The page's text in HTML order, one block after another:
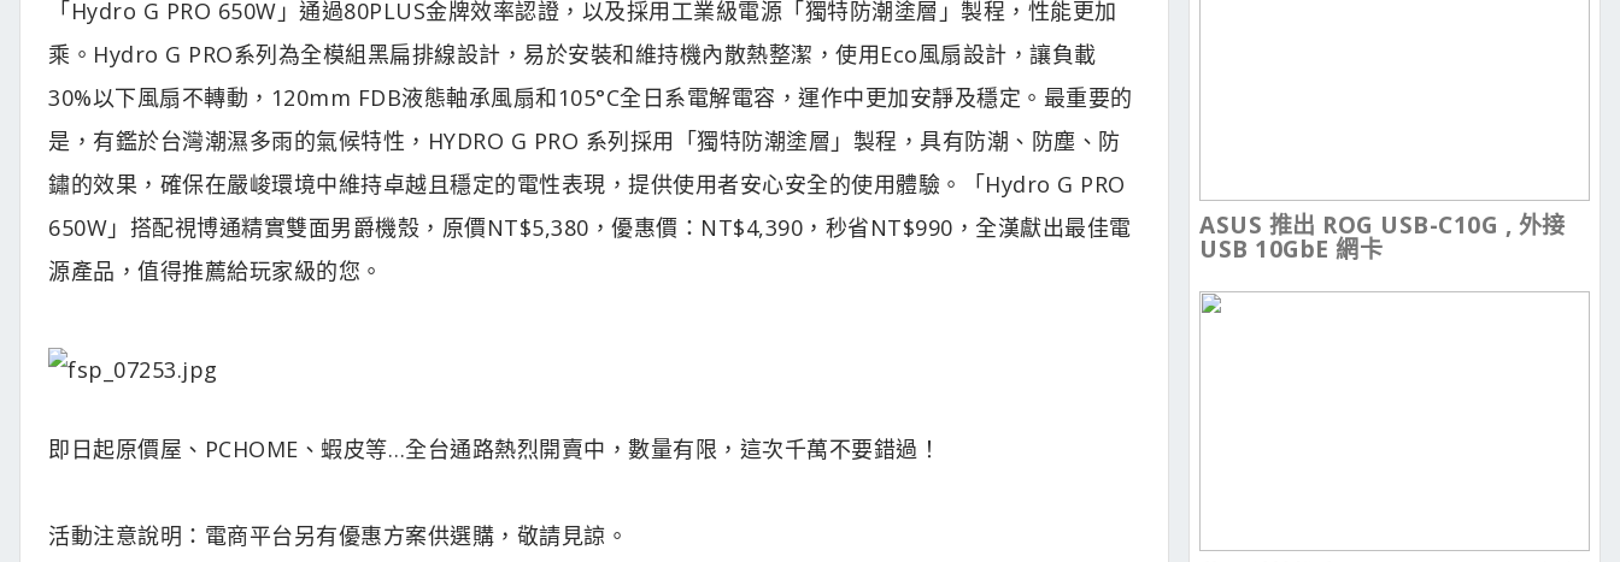
「Hydro G PRO 650W」通過80PLUS金牌效率認證，以及採用工業級電源「獨特防潮塗層」製程，性能更加
乘。Hydro G PRO系列為全模組黑扁排線設計，易於安裝和維持機內散熱整潔，使用Eco風扇設計，讓負載
30%以下風扇不轉動，120mm FDB液態軸承風扇和105°C全日系電解電容，運作中更加安靜及穩定。最重要的
是，有鑑於台灣潮濕多雨的氣候特性，HYDRO G PRO 系列採用「獨特防潮塗層」製程，具有防潮、防塵、防
鏽的效果，確保在嚴峻環境中維持卓越且穩定的電性表現，提供使用者安心安全的使用體驗。「Hydro G PRO
650W」搭配視博通精實雙面男爵機殼，原價NT$5,380，優惠價：NT$4,390，秒省NT$990，全漢獻出最佳電
源產品，值得推薦給玩家級的您。
即日起原價屋、PCHOME、蝦皮等…全台通路熱烈開賣中，數量有限，這次千萬不要錯過！
活動注意說明：電商平台另有優惠方案供選購，敬請見諒。
ASUS 推出 ROG USB-C10G , 外接
USB 10GbE 網卡